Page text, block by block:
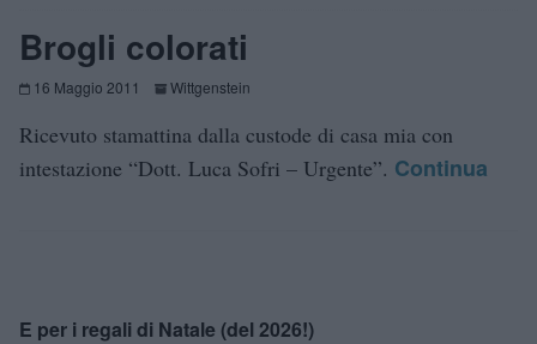
Brogli colorati
16 Maggio 2011 Wittgenstein
Ricevuto stamattina dalla custode di casa mia con
intestazione “Dott. Luca Sofri – Urgente”. Continua
E per i regali di Natale (del 2026!)